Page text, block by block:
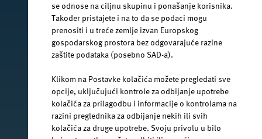
@janawater
youtube.com/jana-water
se odnose na ciljnu skupinu i ponašanje korisnika.
Također pristajete i na to da se podaci mogu
prenositi i u treće zemlje izvan Europskog
gospodarskog prostora bez odgovarajuće razine
zaštite podataka (posebno SAD-a).
Klikom na Postavke kolačića možete pregledati sve
opcije, uključujući kontrole za odbijanje upotrebe
kolačića za prilagodbu i informacije o kontrolama na
razini preglednika za odbijanje nekih ili svih
kolačića za druge upotrebe. Svoju privolu u bilo